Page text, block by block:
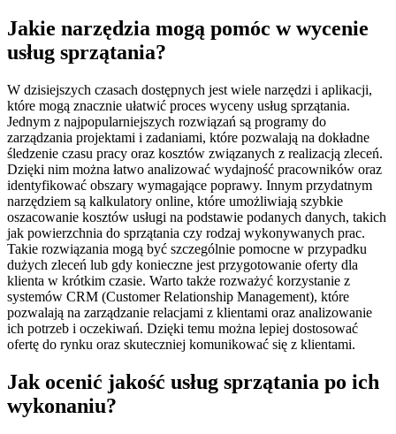
Jakie narzędzia mogą pomóc w wycenie
usług sprzątania?
W dzisiejszych czasach dostępnych jest wiele narzędzi i aplikacji,
które mogą znacznie ułatwić proces wyceny usług sprzątania.
Jednym z najpopularniejszych rozwiązań są programy do
zarządzania projektami i zadaniami, które pozwalają na dokładne
śledzenie czasu pracy oraz kosztów związanych z realizacją zleceń.
Dzięki nim można łatwo analizować wydajność pracowników oraz
identyfikować obszary wymagające poprawy. Innym przydatnym
narzędziem są kalkulatory online, które umożliwiają szybkie
oszacowanie kosztów usługi na podstawie podanych danych, takich
jak powierzchnia do sprzątania czy rodzaj wykonywanych prac.
Takie rozwiązania mogą być szczególnie pomocne w przypadku
dużych zleceń lub gdy konieczne jest przygotowanie oferty dla
klienta w krótkim czasie. Warto także rozważyć korzystanie z
systemów CRM (Customer Relationship Management), które
pozwalają na zarządzanie relacjami z klientami oraz analizowanie
ich potrzeb i oczekiwań. Dzięki temu można lepiej dostosować
ofertę do rynku oraz skuteczniej komunikować się z klientami.
Jak ocenić jakość usług sprzątania po ich
wykonaniu?